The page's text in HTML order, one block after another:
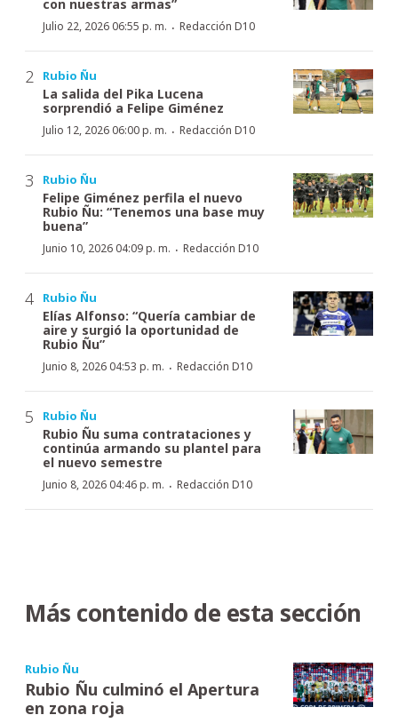
con nuestras armas”
Julio 22, 2026 06:55 p. m. · Redacción D10
Rubio Ñu
La salida del Pika Lucena
sorprendió a Felipe Giménez
Julio 12, 2026 06:00 p. m. · Redacción D10
Rubio Ñu
Felipe Giménez perfila el nuevo
Rubio Ñu: “Tenemos una base muy
buena”
Junio 10, 2026 04:09 p. m. · Redacción D10
Rubio Ñu
Elías Alfonso: “Quería cambiar de
aire y surgió la oportunidad de
Rubio Ñu”
Junio 8, 2026 04:53 p. m. · Redacción D10
Rubio Ñu
Rubio Ñu suma contrataciones y
continúa armando su plantel para
el nuevo semestre
Junio 8, 2026 04:46 p. m. · Redacción D10
Más contenido de esta sección
Rubio Ñu
Rubio Ñu culminó el Apertura
en zona roja